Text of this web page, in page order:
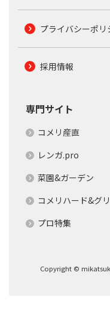
プライバシーポリ
採用情報
専門サイト
コメリ産直
レンガ.pro
菜園&ガーデン
コメリハード&グ
プロ特集
Copyright ©